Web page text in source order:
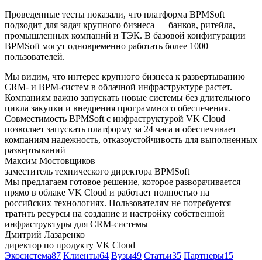
Проведенные тесты показали, что платформа BPMSoft
подходит для задач крупного бизнеса — банков, ритейла,
промышленных компаний и ТЭК. В базовой конфигурации
BPMSoft могут одновременно работать более 1000
пользователей.
Мы видим, что интерес крупного бизнеса к развертыванию
CRM- и BPM-систем в облачной инфраструктуре растет.
Компаниям важно запускать новые системы без длительного
цикла закупки и внедрения программного обеспечения.
Совместимость BPMSoft с инфраструктурой VK Cloud
позволяет запускать платформу за 24 часа и обеспечивает
компаниям надежность, отказоустойчивость для выполненных
развертываний
Максим Мостовщиков
заместитель технического директора BPMSoft
Мы предлагаем готовое решение, которое разворачивается
прямо в облаке VK Cloud и работает полностью на
российских технологиях. Пользователям не потребуется
тратить ресурсы на создание и настройку собственной
инфраструктуры для CRM-системы
Дмитрий Лазаренко
директор по продукту VK Cloud
Экосистема87 Клиенты64 Вузы49 Статьи35 Партнеры15